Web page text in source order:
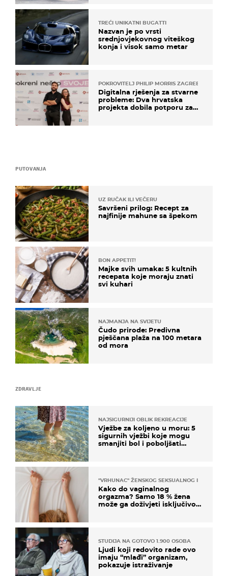
ZDRAVLJE
NAJSIGURNIJI OBLIK REKREACIJE
Vježbe za koljeno u moru: 5
sigurnih vježbi koje mogu
smanjiti bol i poboljšati
"VRHUNAC" ŽENSKOG SEKSUALNOG ISKUSTVA
Kako do vaginalnog
orgazma? Samo 18 % žena
može ga doživjeti isključivo
STUDIJA NA GOTOVO 1.900 OSOBA
Ljudi koji redovito rade ovo
imaju “mlađi” organizam,
pokazuje istraživanje
PUTOVANJA
UZ RUČAK ILI VEČERU
Savršeni prilog: Recept za
najfinije mahune sa špekom
BON APPETIT!
Majke svih umaka: 5 kultnih
recepata koje moraju znati
svi kuhari
NAJMANJA NA SVIJETU
Čudo prirode: Predivna
pješčana plaža na 100 metara
od mora
TREĆI UNIKATNI BUGATTI
Nazvan je po vrsti
srednjovjekovnog viteškog
konja i visok samo metar
POKROVITELJ PHILIP MORRIS ZAGREB
Digitalna rješenja za stvarne
probleme: Dva hrvatska
projekta dobila potporu za